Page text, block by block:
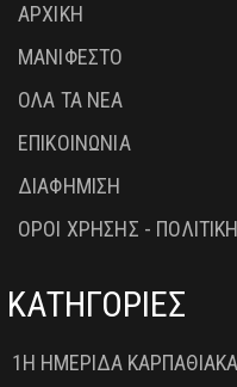
ΑΡΧΙΚΗ
ΜΑΝΙΦΕΣΤΟ
ΟΛΑ ΤΑ ΝΕΑ
ΕΠΙΚΟΙΝΩΝΙΑ
ΔΙΑΦΗΜΙΣΗ
ΟΡΟΙ ΧΡΗΣΗΣ -
ΚΑΤΗΓΟΡΙΕΣ
1Η ΗΜΕΡΊΔΑ